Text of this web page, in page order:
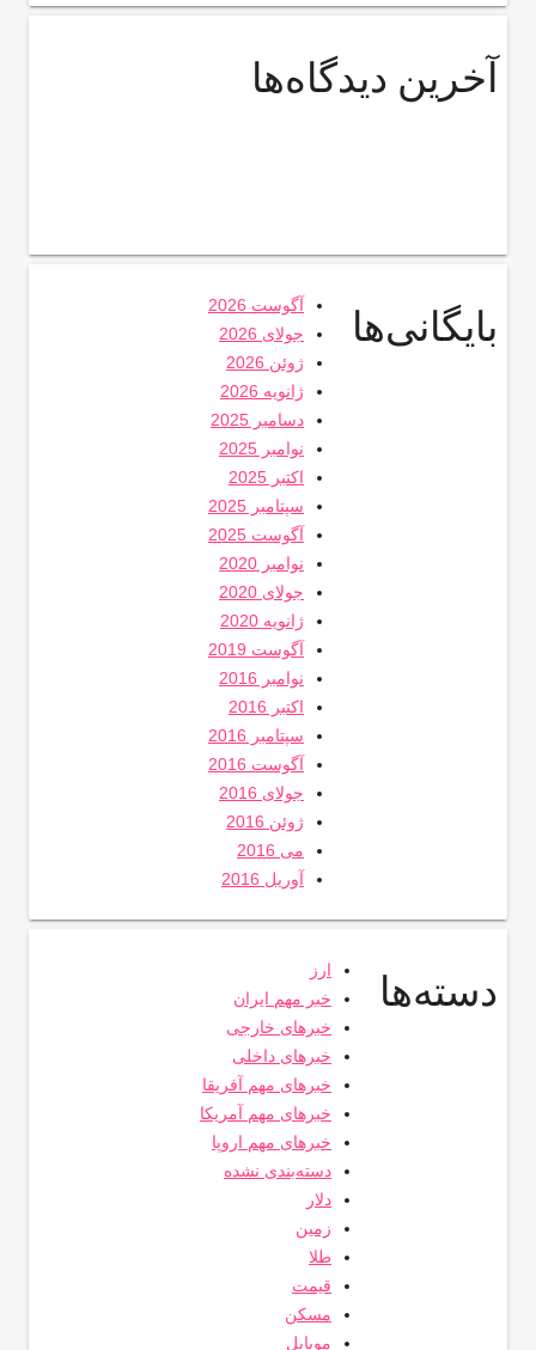
آخرین دیدگاه‌ها
بایگانی‌ها
آگوست 2026
جولای 2026
ژوئن 2026
ژانویه 2026
دسامبر 2025
نوامبر 2025
اکتبر 2025
سپتامبر 2025
آگوست 2025
نوامبر 2020
جولای 2020
ژانویه 2020
آگوست 2019
نوامبر 2016
اکتبر 2016
سپتامبر 2016
آگوست 2016
جولای 2016
ژوئن 2016
می 2016
آوریل 2016
دسته‌ها
ارز
خبر مهم ایران
خبرهای خارجی
خبرهای داخلی
خبرهای مهم آفریقا
خبرهای مهم آمریکا
خبرهای مهم اروپا
دسته‌بندی نشده
دلار
زمین
طلا
قیمت
مسکن
موبایل